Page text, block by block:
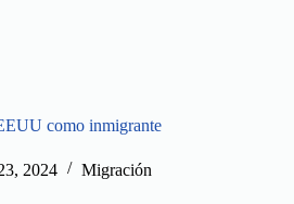
como inmigrante
2024 Migración